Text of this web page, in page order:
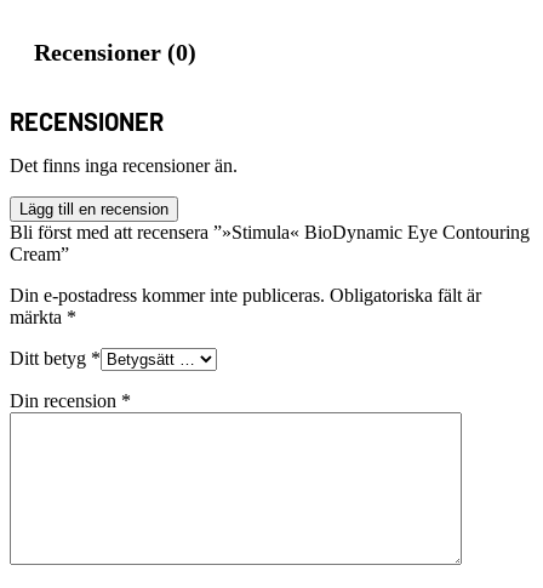
Recensioner (0)
RECENSIONER
Det finns inga recensioner än.
Lägg till en recension
Bli först med att recensera ”»Stimula« BioDynamic Eye Contouring
Cream”
Din e-postadress kommer inte publiceras. Obligatoriska fält är
märkta *
Ditt betyg *
Din recension *